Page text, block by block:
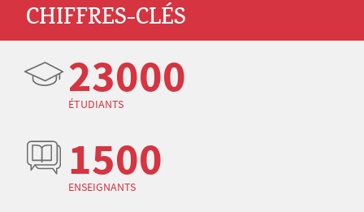
CHIFFRES-CLÉS
23000
ÉTUDIANTS
1500
ENSEIGNANTS